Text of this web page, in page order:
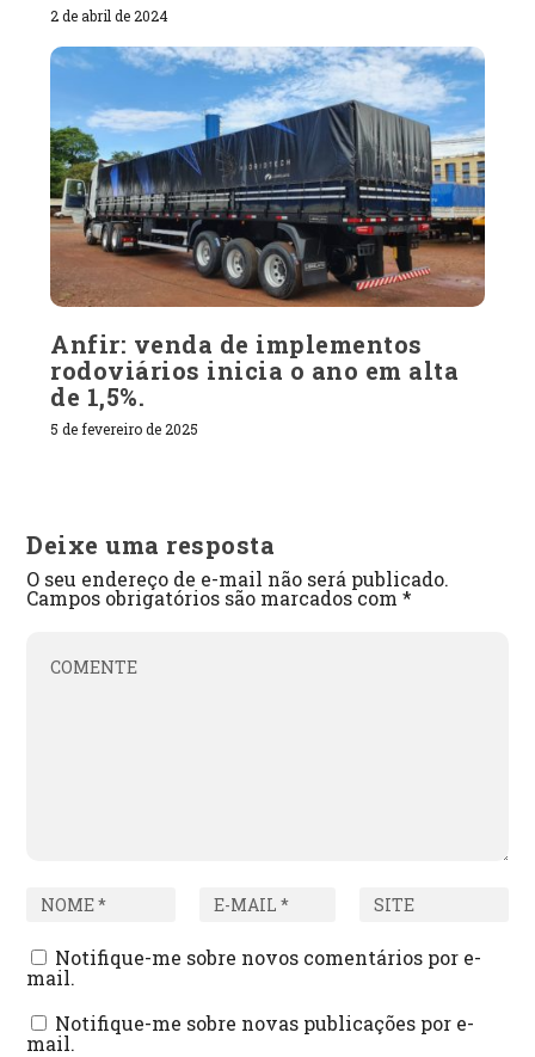
2 de abril de 2024
Anfir: venda de implementos
rodoviários inicia o ano em alta
de 1,5%.
5 de fevereiro de 2025
Deixe uma resposta
O seu endereço de e-mail não será publicado.
Campos obrigatórios são marcados com*
Notifique-me sobre novos comentários por e-
mail.
Notifique-me sobre novas publicações por e-
mail.